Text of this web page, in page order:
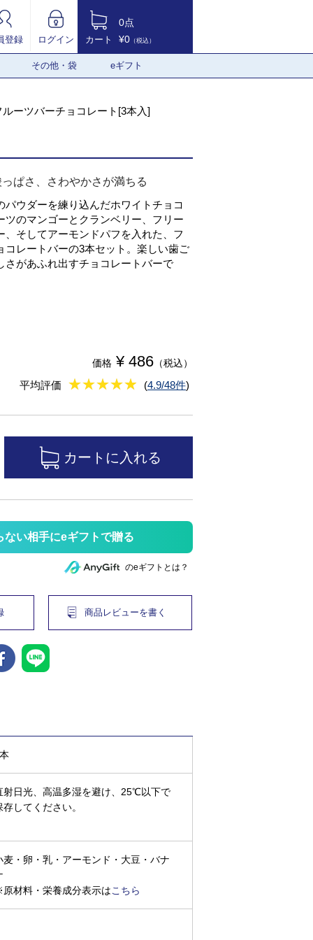
登録 ログイン カート
0点
¥0 （税込）
その他・袋 eギフト
ルーツバーチョコレート[3本入]
ぱさ、さわやかさが満ちる
パウダーを練り込んだホワイトチョコ
ツのマンゴーとクランベリー、フリー
、そしてアーモンドパフを入れた、フ
コレートバーの3本セット。楽しい歯ご
さがあふれ出すチョコレートバーで
価格 ¥ 486 （税込）
平均評価 ★★★★★
★★★★★ (4.9/48件)
ない相手にeギフトで贈る
のeギフトとは？
商品レビューを書く
射日光、高温多湿を避け、25℃以下で
存してください。
麦・卵・乳・アーモンド・大豆・バナ
材料・栄養成分表示はこちら